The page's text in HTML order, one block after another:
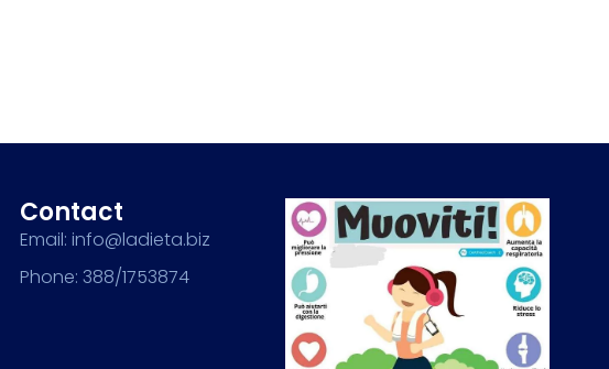
Contact
Email: info@ladieta.biz
Phone: 388/1753874